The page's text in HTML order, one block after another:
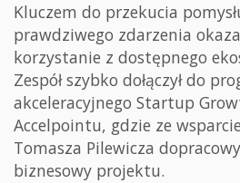
Kluczem do przekucia
prawdziwego zdarzenia
korzystanie z dostępnego
Zespół szybko dołączył do
akceleracyjnego Startup
Accelpointu, gdzie ze
Tomasza Pilewicza
biznesowy projektu.